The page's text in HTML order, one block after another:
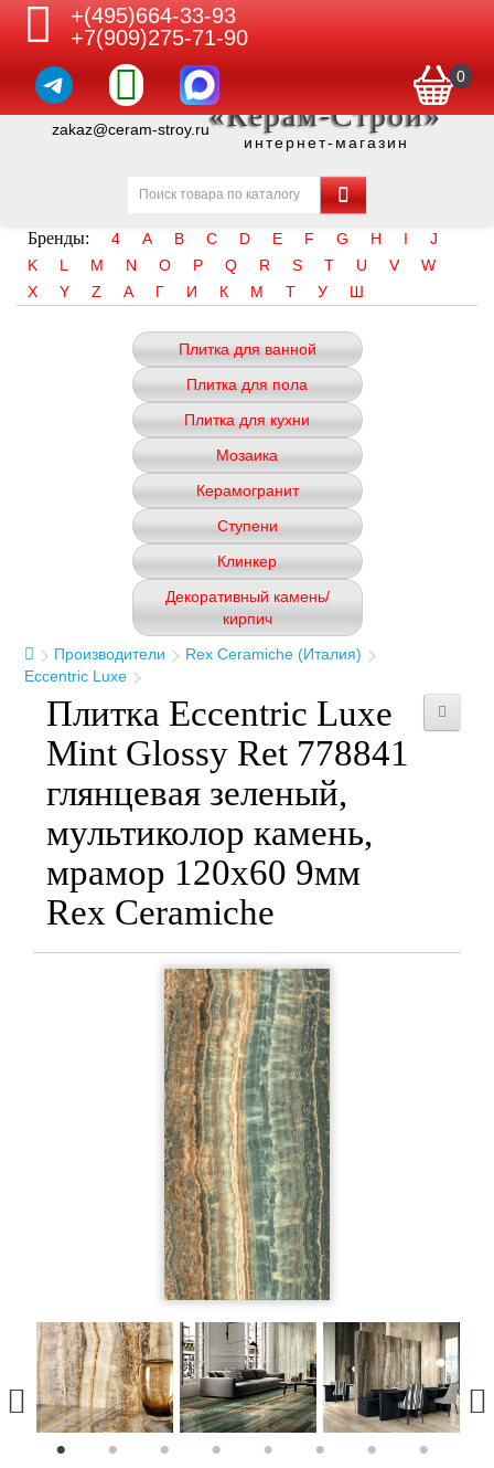
+(495)664-33-93
+7(909)275-71-90
0
zakaz@ceram-stroy.ru«Керам-Строй»
интернет-магазин
Бренды: 4 A B C D E F G H I
J
K
L M N O P Q R S T U V
W
X
Y Z А Г И К М Т У Ш
Плитка для ванной
Плитка для пола
Плитка для кухни
Мозаика
Керамогранит
Ступени
Клинкер
Декоративный камень/
кирпич
Производители
Rex Ceramiche (Италия)
Eccentric Luxe
Плитка Eccentric Luxe
Mint Glossy Ret 778841
глянцевая зеленый,
мультиколор камень,
мрамор 120x60 9мм
Rex Ceramiche